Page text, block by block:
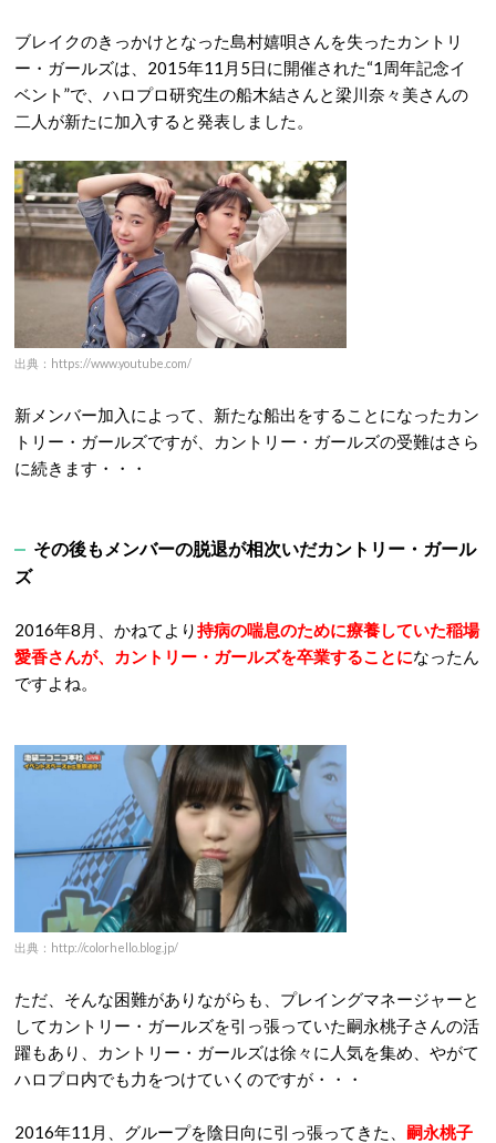
ブレイクのきっかけとなった島村嬉唄さんを失ったカントリ
ー・ガールズは、2015年11月5日に開催された“1周年記念イ
ベント”で、ハロプロ研究生の船木結さんと梁川奈々美さんの
二人が新たに加入すると発表しました。
出典：https://www.youtube.com/
新メンバー加入によって、新たな船出をすることになったカン
トリー・ガールズですが、カントリー・ガールズの受難はさら
に続きます・・・
その後もメンバーの脱退が相次いだカントリー・ガール
ズ
2016年8月、かねてより持病の喘息のために療養していた稲場
愛香さんが、カントリー・ガールズを卒業することになったん
ですよね。
出典：http://colorhello.blog.jp/
ただ、そんな困難がありながらも、プレイングマネージャーと
してカントリー・ガールズを引っ張っていた嗣永桃子さんの活
躍もあり、カントリー・ガールズは徐々に人気を集め、やがて
ハロプロ内でも力をつけていくのですが・・・
2016年11月、グループを陰日向に引っ張ってきた、 嗣永桃子